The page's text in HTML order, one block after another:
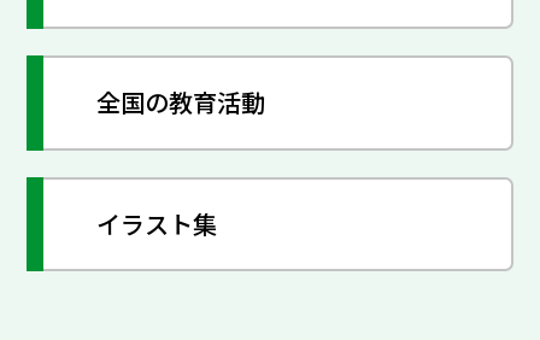
全国の教育活動
イラスト集